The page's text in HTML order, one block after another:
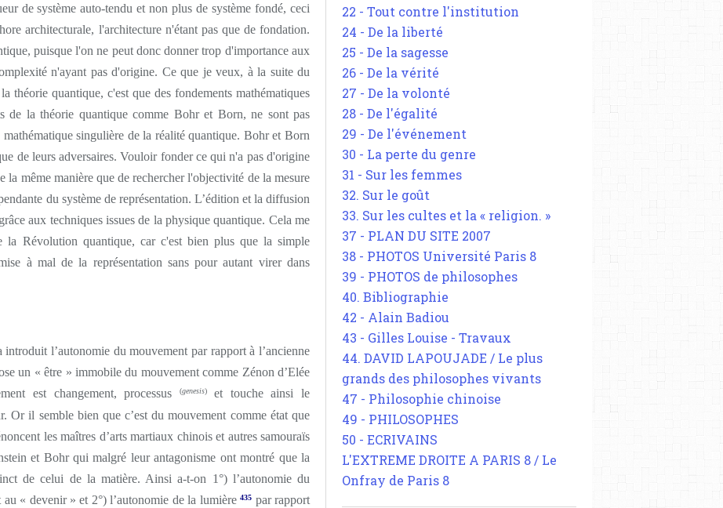
de système auto-tendu et non plus de système fondé, ceci
architecturale, l'architecture n'étant pas que de fondation.
puisque l'on ne peut donc donner trop d'importance aux
n'ayant pas d'origine. Ce que je veux, à la suite du
théorie quantique, c'est que des fondements mathématiques
de la théorie quantique comme Bohr et Born, ne sont pas
singulière de la réalité quantique. Bohr et Born
de leurs adversaires. Vouloir fonder ce qui n'a pas d'origine
la même manière que de rechercher l'objectivité de la mesure
du système de représentation. L’édition et la diffusion
aux techniques issues de la physique quantique. Cela me
la Révolution quantique, car c'est bien plus que la simple
à mal de la représentation sans pour autant virer dans
l’autonomie du mouvement par rapport à l’ancienne
un « être » immobile du mouvement comme Zénon d’Elée
est changement, processus
(genesis)et touche ainsi le
Or il semble bien que c’est du mouvement comme état que
les maîtres d’arts martiaux chinois et autres samouraïs
et Bohr qui malgré leur antagonisme ont montré que la
de celui de la matière. Ainsi a-t-on 1°) l’autonomie du
« devenir » et 2°) l’autonomie de la lumière435 par rapport
22 - Tout contre l'institution
24 - De la liberté
25 - De la sagesse
26 - De la vérité
27 - De la volonté
28 - De l'égalité
29 - De l'événement
30 - La perte du genre
31 - Sur les femmes
32. Sur le goût
33. Sur les cultes et la « religion. »
37 - PLAN DU SITE 2007
38 - PHOTOS Université Paris 8
39 - PHOTOS de philosophes
40. Bibliographie
42 - Alain Badiou
43 - Gilles Louise - Travaux
44. DAVID LAPOUJADE / Le plus
grands des philosophes vivants
47 - Philosophie chinoise
49 - PHILOSOPHES
50 - ECRIVAINS
L'EXTREME DROITE A PARIS 8 / Le
Onfray de Paris 8